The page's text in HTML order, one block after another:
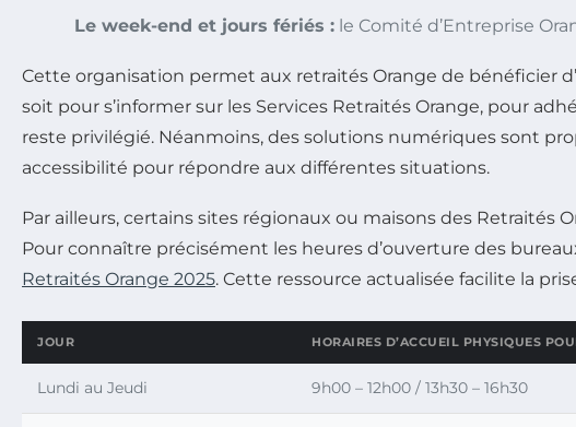
Le week-end et jours fériés : le Comité d’Entreprise
Cette organisation permet aux retraités Orange de bénéficier
soit pour s’informer sur les Services Retraités Orange, pour
reste privilégié. Néanmoins, des solutions numériques sont
accessibilité pour répondre aux différentes situations.
Par ailleurs, certains sites régionaux ou maisons des
Pour connaître précisément les heures d’ouverture des
Retraités Orange 2025. Cette ressource actualisée facilite la
JOUR HORAIRES D’ACCUEIL PHYSIQUES
Lundi au Jeudi 9h00 – 12h00 / 13h30 – 16h30